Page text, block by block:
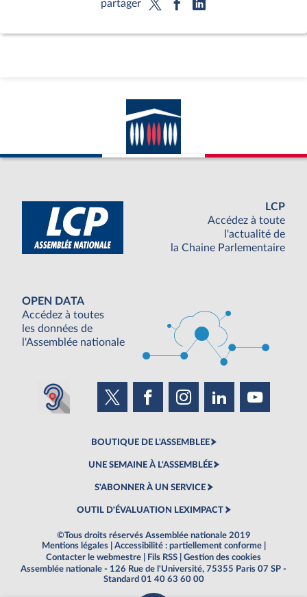
partager
LCP
Accédez à toute
l'actualité de
la Chaine Parlementaire
OPEN DATA
Accédez à toutes
les données de
l'Assemblée nationale
BOUTIQUE DE L'ASSEMBLEE
UNE SEMAINE À L'ASSEMBLÉE
S'ABONNER À UN SERVICE
OUTIL D'ÉVALUATION LEXIMPACT
©Tous droits réservés Assemblée nationale 2019
Mentions légales
Accessibilité : partiellement conforme
Contacter le webmestre
Fils RSS
Gestion des cookies
Assemblée nationale - 126 Rue de l'Université, 75355 Paris 07 SP -
Standard 01 40 63 60 00